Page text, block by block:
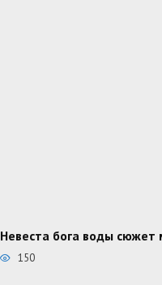
Невеста бога воды сюжет
150